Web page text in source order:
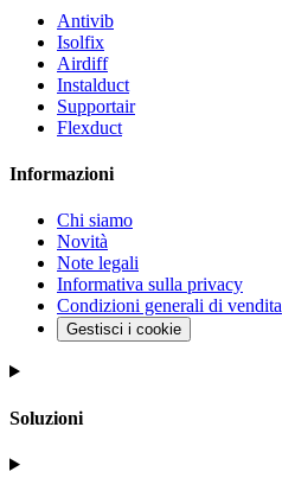
Antivib
Isolfix
Airdiff
Instalduct
Supportair
Flexduct
Informazioni
Chi siamo
Novità
Note legali
Informativa sulla privacy
Condizioni generali di vendita
Gestisci i cookie
Soluzioni